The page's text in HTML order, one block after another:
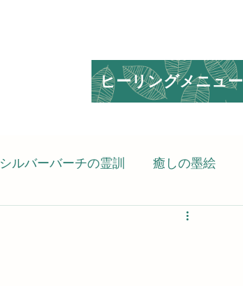
ヒーリングメニュー
シルバーバーチの霊訓 癒しの墨絵